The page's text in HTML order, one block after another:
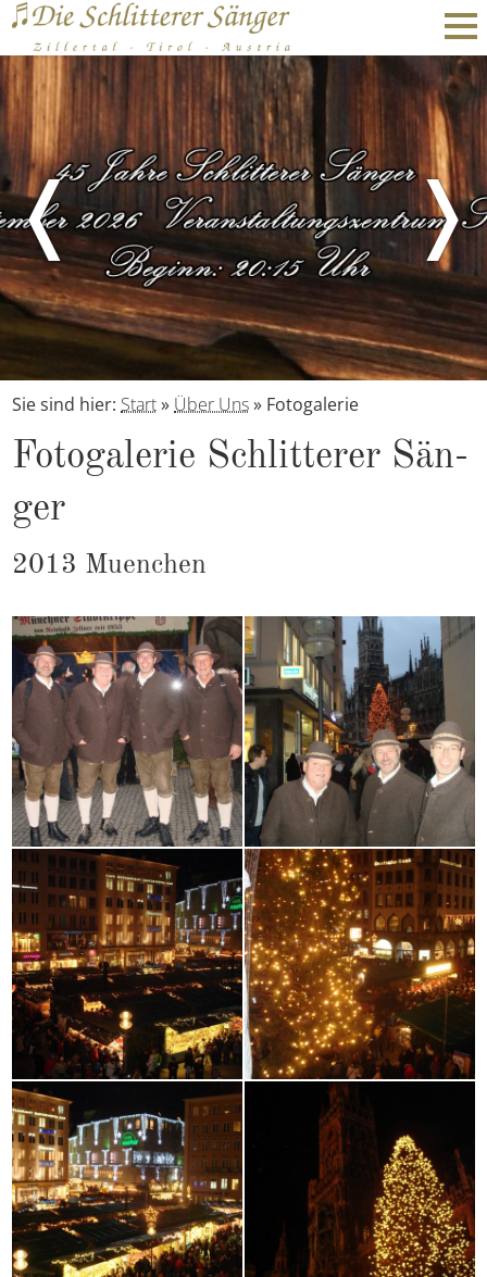
❬ ❭
Sie sind hier: Start» Über Uns» Fotogalerie
Fo­to­ga­le­rie Schlit­te­rer Sän­
ger
2013 Mu­en­chen